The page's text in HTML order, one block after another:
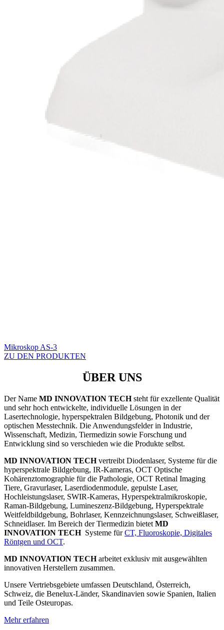
Mikroskop AS-3
ZU DEN PRODUKTEN
ÜBER UNS
Der Name MD INNOVATION TECHsteht für exzellente Qualität
und sehr hoch entwickelte, individuelle Lösungen in der
Lasertechnologie, hyperspektralen Bildgebung, Photonik und der
optischen Messtechnik. Die Anwendungsfelder in Industrie,
Wissenschaft, Medizin, Tiermedizin sowie Forschung und
Entwicklung sind so verschieden wie die Produkte selbst.
MD INNOVATION TECHvertreibt Diodenlaser, Systeme für die
hyperspektrale Bildgebung, IR-Kameras, OCT Optische
Kohärenztomographie für die Pathologie, OCT Retinal Imaging
Tiere, Gravurlaser, Laserdiodenmodule, gepulste Laser,
Hochleistungslaser, SWIR-Kameras, Hyperspektralmikroskopie,
Raman-Bildgebung, Lumineszenz-Bildgebung, Hyperspektrale
Weitfeldbildgebung, Bohrlaser, Kennzeichnungslaser, Schweißlaser,
Schneidlaser. Im Bereich der Tiermedizin bietet MD
INNOVATION TECHSysteme fürCT, Fluoroskopie, Digitales
Röntgen und OCT.
MD INNOVATION TECHarbeitet exklusiv mit ausgewählten
innovativen Herstellern zusammen.
Unsere Vertriebsgebiete umfassen Deutschland, Österreich,
Schweiz, die Benelux-Länder, Skandinavien sowie Spanien, Italien
und Teile Osteuropas.
Mehr erfahren